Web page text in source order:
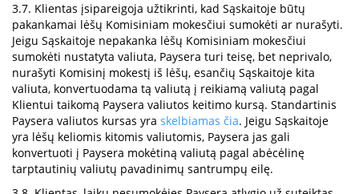
3.7. Klientas įsipareigoja užtikrinti, kad Sąskaitoje būtų
pakankamai lėšų Komisiniam mokesčiui sumokėti ar nurašyti.
Jeigu Sąskaitoje nepakanka lėšų Komisiniam mokesčiui
sumokėti nustatyta valiuta, Paysera turi teisę, bet neprivalo,
nurašyti Komisinį mokestį iš lėšų, esančių Sąskaitoje kita
valiuta, konvertuodama tą valiutą į reikiamą valiutą pagal
Klientui taikomą Paysera valiutos keitimo kursą. Standartinis
Paysera valiutos kursas yra skelbiamas čia. Jeigu Sąskaitoje
yra lėšų keliomis kitomis valiutomis, Paysera jas gali
konvertuoti į Paysera mokėtiną valiutą pagal abėcėlinę
tarptautinių valiutų pavadinimų santrumpų eilę.